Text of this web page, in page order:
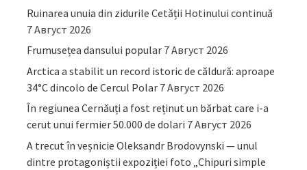
Ruinarea unuia din zidurile Cetății Hotinului continuă
7 Август 2026
Frumusețea dansului popular 7 Август 2026
Arctica a stabilit un record istoric de căldură: aproape
34°C dincolo de Cercul Polar 7 Август 2026
În regiunea Cernăuți a fost reținut un bărbat care i-a
cerut unui fermier 50.000 de dolari 7 Август 2026
A trecut în veșnicie Oleksandr Brodovynski — unul
dintre protagoniștii expoziției foto „Chipuri simple